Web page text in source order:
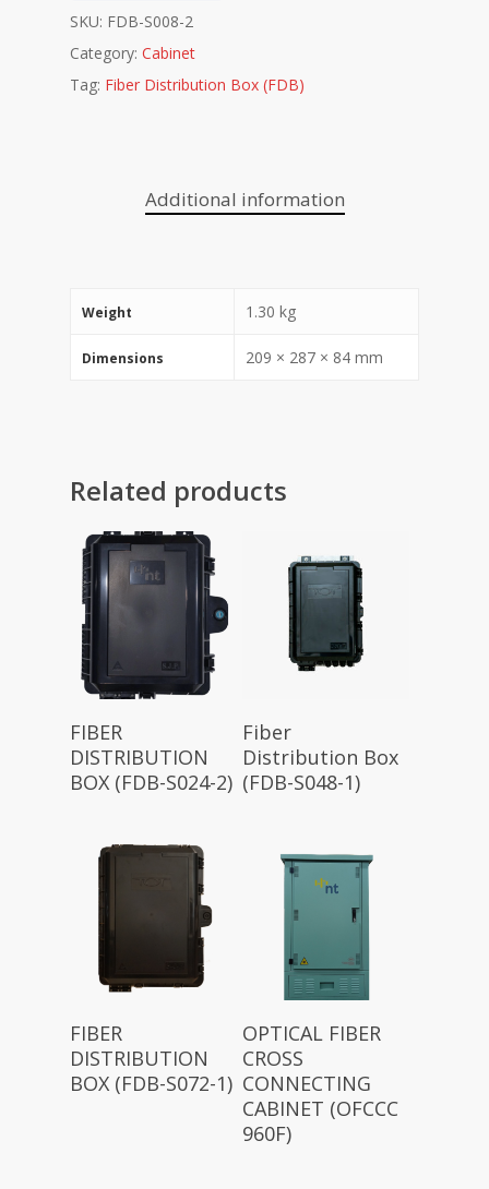
SKU: FDB-S008-2
Category: Cabinet
Tag: Fiber Distribution Box (FDB)
Additional information
Weight 1.30 kg
Dimensions 209 × 287 × 84 mm
Related products
FIBER
DISTRIBUTION
BOX (FDB-S024-2)
Fiber
Distribution Box
(FDB-S048-1)
FIBER
DISTRIBUTION
BOX (FDB-S072-1)
OPTICAL FIBER
CROSS
CONNECTING
CABINET (OFCCC
960F)